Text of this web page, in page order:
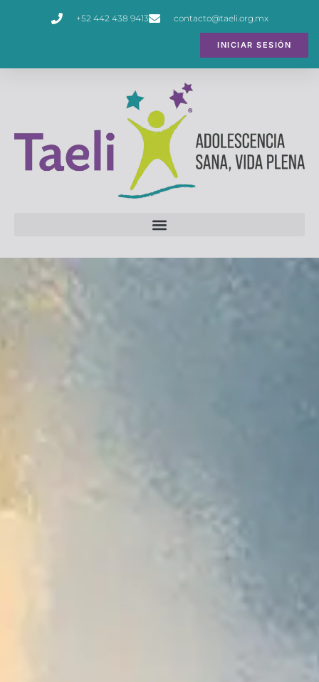
+52 442 438 9413 contacto@taeli.org.mx
INICIAR SESIÓN